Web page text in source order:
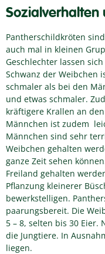
Sozialverhalten
Pantherschildkröten
auch mal in kleinen
Geschlechter lassen
Schwanz der Weibchen
schmaler als bei den
und etwas schmaler.
kräftigere Krallen an
Männchen ist zudem
Männchen sind sehr
Weibchen gehalten
ganze Zeit sehen
Freiland gehalten
Pflanzung kleinerer
bewerkstelligen.
paarungsbereit. Die
5 – 8, selten bis 30 Eier.
die Jungtiere. In
liegen.